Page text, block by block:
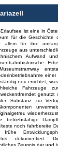
ist eine in
für die Geschichte
allem für ihre
aus
Aufwand
neu errichtet,
Fahrzeuge
Substanz zur
noch fahrbereite
dokumentiert.
Zeugnis dar und